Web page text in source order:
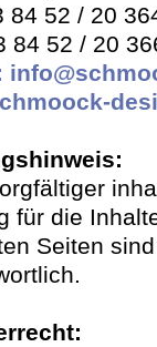
84 52 / 20
84 52 / 20
für die
Seiten